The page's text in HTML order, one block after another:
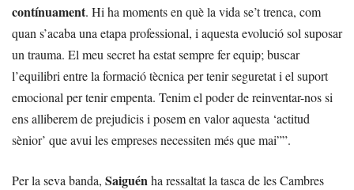
contínuament. Hi ha moments en què la vida se’t trenca, com
quan s’acaba una etapa professional, i aquesta evolució sol suposar
un trauma. El meu secret ha estat sempre fer equip; buscar
l’equilibri entre la formació tècnica per tenir seguretat i el suport
emocional per tenir empenta. Tenim el poder de reinventar-nos si
ens alliberem de prejudicis i posem en valor aquesta ‘actitud
sènior’ que avui les empreses necessiten més que mai””.
Per la seva banda, Saiguénha ressaltat la tasca de les Cambres